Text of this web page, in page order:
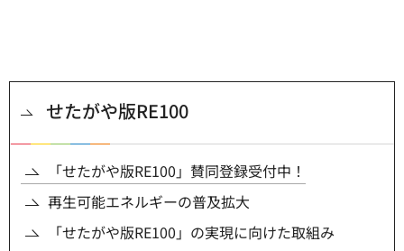
せたがや版RE100
「せたがや版RE100」賛同登録受付中！
再生可能エネルギーの普及拡大
「せたがや版RE100」の実現に向けた取組み